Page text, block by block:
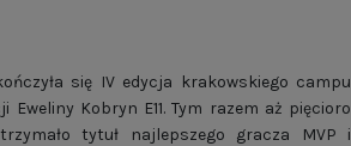
się IV edycja krakowskiego campu
Eweliny Kobryn E11. Tym razem aż pięcioro
tytuł najlepszego gracza MVP i